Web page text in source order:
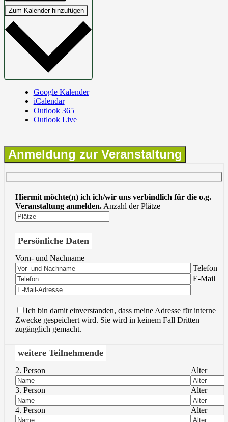
Zum Kalender hinzufügen
Google Kalender
iCalendar
Outlook 365
Outlook Live
Anmeldung zur Veranstaltung
Hiermit möchte(n) ich ich/wir uns verbindlich für die o.g.
Veranstaltung anmelden. Anzahl der Plätze
Persönliche Daten
Vorn- und Nachname
Bitte lasse
Telefon
Bitte lasse
E-Mail
Ich bin damit einverstanden, dass meine Adresse für interne
Zwecke gespeichert wird. Sie wird in keinem Fall Dritten
zugänglich gemacht.
weitere Teilnehmende
2. Person Alter
3. Person Alter
4. Person Alter